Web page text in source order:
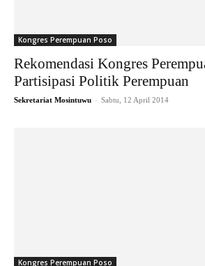
Kongres Perempuan Poso
Rekomendasi Kongres
Partisipasi Politik Perempuan
Sekretariat Mosintuwu - Sabtu, 12 April 2014
Kongres Perempuan Poso